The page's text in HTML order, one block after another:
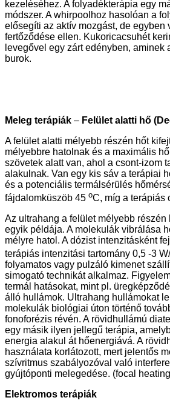
kezeléséhez. A folyadékterápia egy
módszer. A whirpoolhoz hasolóan a
elősegíti az aktív mozgást, de egyben
fertőződése ellen. Kukoricacsuhét
levegővel egy zárt edényben, aminek
burok.
Meleg terápiák – Felület alatti hő
A felület alatti mélyebb részén hőt
mélyebbre hatolnak és a maximális
szövetek alatt van, ahol a csont-izom
alakulnak. Van egy kis sáv a terápiai
és a potenciális termálsérülés
fájdalomküszöb 45 oC, míg a terápiás
Az ultrahang a felület mélyebb részén
egyik példája. A molekulák vibrálása
mélyre hatol. A dózist intenzitásként
terápiás intenzitási tartomány 0,5 -3
folyamatos vagy pulzáló kimenet
simogató technikát alkalmaz.
termál hatásokat, mint pl.
álló hullámok. Ultrahang hullámokat
molekulák biológiai úton történő
fonoforézis révén. A rövidhullámú
egy másik ilyen jellegű terápia,
energia alakul át hőenergiává. A
használata korlátozott, mert jelentős
szívritmus szabályozóval való
gyújtóponti melegedése. (focal
Elektromos terápiák